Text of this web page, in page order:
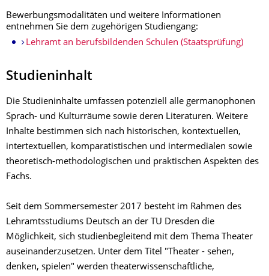
Bewerbungsmodalitäten und weitere Informationen
entnehmen Sie dem zugehörigen Studiengang:
Lehramt an berufsbildenden Schulen (Staatsprüfung)
Studieninhalt
Die Studieninhalte umfassen potenziell alle germanophonen
Sprach- und Kulturräume sowie deren Literaturen. Weitere
Inhalte bestimmen sich nach historischen, kontextuellen,
intertextuellen, komparatistischen und intermedialen sowie
theoretisch-methodologischen und praktischen Aspekten des
Fachs.
Seit dem Sommersemester 2017 besteht im Rahmen des
Lehramtsstudiums Deutsch an der TU Dresden die
Möglichkeit, sich studienbegleitend mit dem Thema Theater
auseinanderzusetzen. Unter dem Titel "Theater - sehen,
denken, spielen" werden theaterwissenschaftliche,